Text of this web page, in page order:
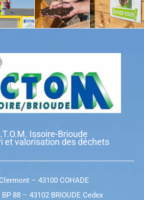
Issoire-Brioude
et valorisation des déchets
– 43100 COHADE
88 – 43102 BRIOUDE Cedex